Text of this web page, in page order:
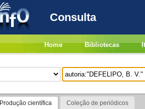
Consulta
Home Bibliotecas
Produção científica Coleção de periódicos